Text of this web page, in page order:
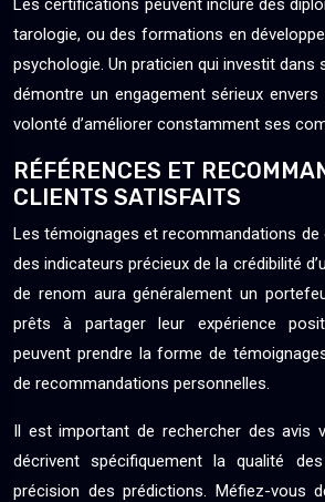
Les certifications peuvent inclure des
tarologie, ou des formations en
psychologie. Un praticien qui investit
démontre un engagement sérieux
volonté d’améliorer constamment ses
RÉFÉRENCES ET
CLIENTS SATISFAITS
Les témoignages et recommandations
des indicateurs précieux de la crédibilité
de renom aura généralement un
prêts à partager leur expérience
peuvent prendre la forme de
de recommandations personnelles.
Il est important de rechercher des avis
décrivent spécifiquement la qualité
précision des prédictions. Méfiez-vous